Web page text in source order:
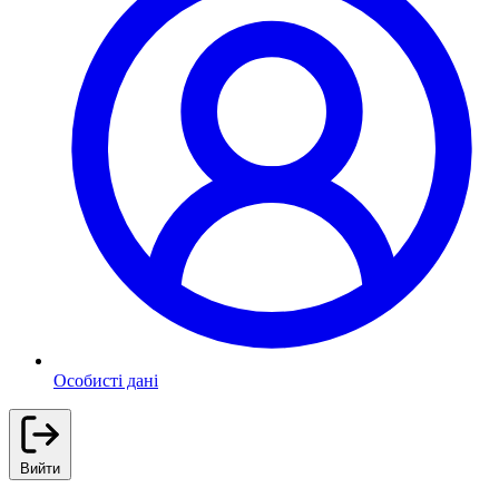
Особисті дані
Вийти